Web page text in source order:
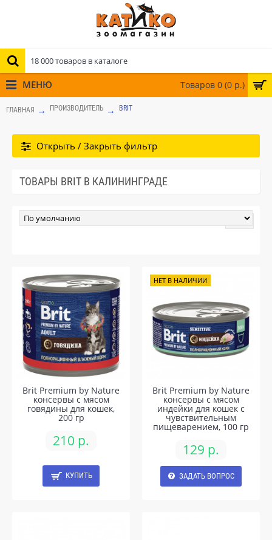
Товаров 0 (0 р.)
МЕНЮ
ГЛАВНАЯ ПРОИЗВОДИТЕЛЬ BRIT
Открыть / Закрыть фильтр
ТОВАРЫ BRIT В КАЛИНИНГРАДЕ
Brit Premium by Nature
консервы с мясом
говядины для кошек,
200 гр
210 р.
КУПИТЬ
НЕТ В НАЛИЧИИ
Brit Premium by Nature
консервы с мясом
индейки для кошек с
чувствительным
пищеварением, 100 гр
129 р.
ЗАДАТЬ ВОПРОС